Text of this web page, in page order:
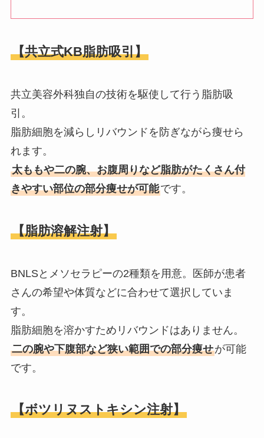
【共立式KB脂肪吸引】
共立美容外科独自の技術を駆使して行う脂肪吸
引。
脂肪細胞を減らしリバウンドを防ぎながら痩せら
れます。
太ももや二の腕、お腹周りなど脂肪がたくさん付
きやすい部位の部分痩せが可能です。
【脂肪溶解注射】
BNLSとメソセラピーの2種類を用意。医師が患者
さんの希望や体質などに合わせて選択していま
す。
脂肪細胞を溶かすためリバウンドはありません。
二の腕や下腹部など狭い範囲での部分痩せが可能
です。
【ボツリヌストキシン注射】